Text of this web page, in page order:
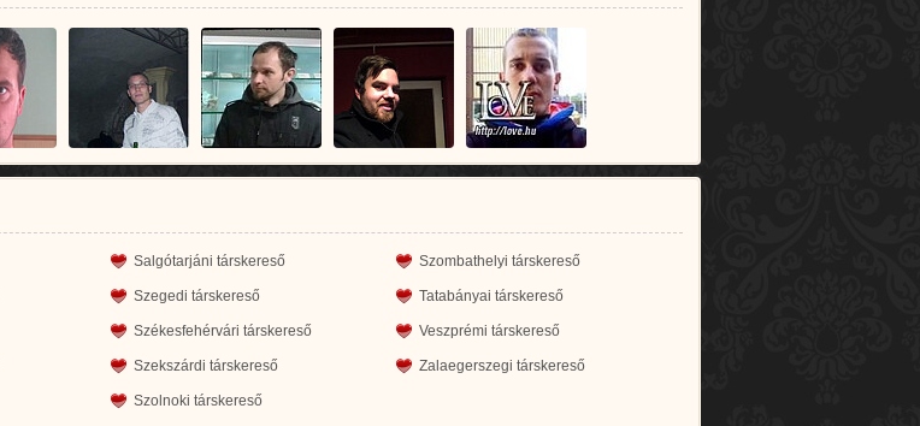
Salgótarjáni társkereső Szombathelyi társkereső
Szegedi társkereső Tatabányai társkereső
Székesfehérvári társkereső Veszprémi társkereső
Szekszárdi társkereső Zalaegerszegi társkereső
Szolnoki társkereső